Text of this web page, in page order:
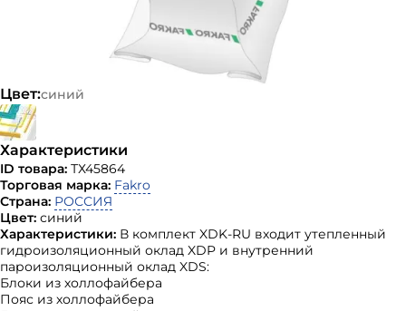
Цвет:синий
Характеристики
ID товара: ТХ45864
Торговая марка: Fakro
Страна: РОССИЯ
Цвет: синий
Характеристики: В комплект XDK-RU входит утепленный
гидроизоляционный оклад XDP и внутренний
пароизоляционный оклад XDS:
Блоки из холлофайбера
Пояс из холлофайбера